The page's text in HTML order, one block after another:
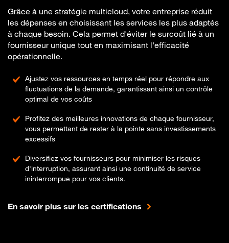
Grâce à une stratégie multicloud, votre entreprise réduit
les dépenses en choisissant les services les plus adaptés
à chaque besoin. Cela permet d'éviter le surcoût lié à un
fournisseur unique tout en maximisant l'efficacité
opérationnelle.
Ajustez vos ressources en temps réel pour répondre aux
fluctuations de la demande, garantissant ainsi un contrôle
optimal de vos coûts
Profitez des meilleures innovations de chaque fournisseur,
vous permettant de rester à la pointe sans investissements
excessifs
Diversifiez vos fournisseurs pour minimiser les risques
d'interruption, assurant ainsi une continuité de service
ininterrompue pour vos clients.
En savoir plus sur les certifications